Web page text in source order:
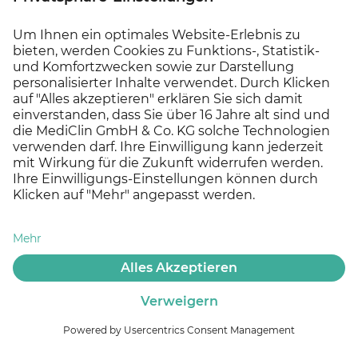
gespeicherten personenbezogenen Daten zu
verlangen, soweit nicht die Verarbeitung zur
Ausübung des Rechts auf freie Meinungsäußerung
und Information, zur Erfüllung einer rechtlichen
Verpflichtung, aus Gründen des öffentlichen
Interesses oder zur Geltendmachung, Ausübung
oder Verteidigung von Rechtsansprüchen
erforderlich ist;
gemäß Art. 18 DSGVO die Einschränkung der
Verarbeitung Ihrer personenbezogenen Daten zu
verlangen, soweit die Richtigkeit der Daten von
Ihnen bestritten wird, die Verarbeitung
und wir die Daten nicht mehr benötigen, Sie jedoch
diese zur Geltendmachung, Ausübung oder
Verteidigung von Rechtsansprüchen benötigen oder
Verarbeitung eingelegt haben;
gemäß Art. 20 DSGVO Ihre personenbezogenen
Reha